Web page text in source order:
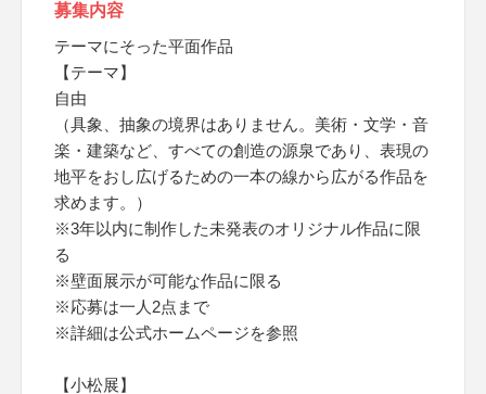
募集内容
テーマにそった平面作品
【テーマ】
自由
（具象、抽象の境界はありません。美術・文学・音
楽・建築など、すべての創造の源泉であり、表現の
地平をおし広げるための一本の線から広がる作品を
求めます。）
※3年以内に制作した未発表のオリジナル作品に限
る
※壁面展示が可能な作品に限る
※応募は一人2点まで
※詳細は公式ホームページを参照
【小松展】